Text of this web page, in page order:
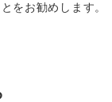
をお勧めします。